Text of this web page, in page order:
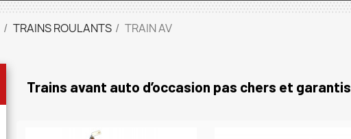
TRAINS ROULANTS TRAIN AV
Trains avant auto d’occasion pas chers et garantis